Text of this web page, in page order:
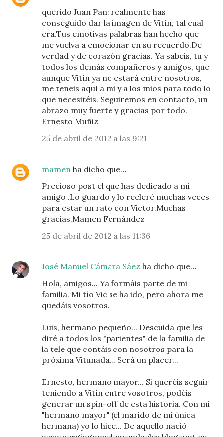
querido Juan Pan: realmente has
conseguido dar la imagen de Vitín, tal cual
era.Tus emotivas palabras han hecho que
me vuelva a emocionar en su recuerdo.De
verdad y de corazón gracias. Ya sabeis, tu y
todos los demás compañeros y amigos, que
aunque Vitín ya no estará entre nosotros,
me teneis aquí a mi y a los mios para todo lo
que necesitéis. Seguiremos en contacto, un
abrazo muy fuerte y gracias por todo.
Ernesto Muñiz
25 de abril de 2012 a las 9:21
mamen ha dicho que…
Precioso post el que has dedicado a mi
amigo .Lo guardo y lo reeleré muchas veces
para estar un rato con Victor.Muchas
gracias.Mamen Fernández
25 de abril de 2012 a las 11:36
José Manuel Cámara Sáez ha dicho que…
Hola, amigos... Ya formáis parte de mi
familia. Mi tío Vic se ha ido, pero ahora me
quedáis vosotros.
Luis, hermano pequeño... Descuida que les
diré a todos los "parientes" de la familia de
la tele que contáis con nosotros para la
próxima Vitunada... Será un placer...
Ernesto, hermano mayor... Si queréis seguir
teniendo a Vitín entre vosotros, podéis
generar un spin-off de esta historia. Con mi
"hermano mayor" (el marido de mi única
hermana) yo lo hice... De aquello nació